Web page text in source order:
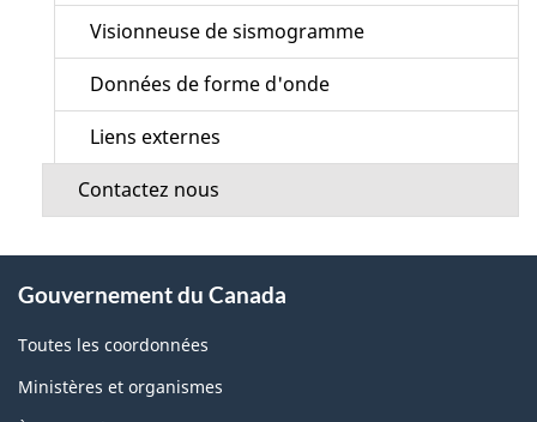
Visionneuse de sismogramme
Données de forme d'onde
Liens externes
Contactez nous
propos
de
ce
Gouvernement du Canada
Toutes les coordonnées
Ministères et organismes